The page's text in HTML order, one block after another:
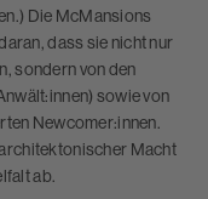
Die McMansions
dass sie nicht nur
sondern von den
sowie von
Newcomer:innen.
Macht
ab.